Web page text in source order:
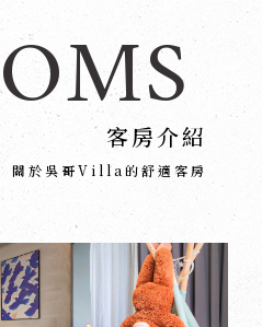
OMS
客房介紹
關於吳哥Villa的舒適客房